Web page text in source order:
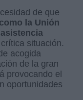
de que
la Unión
situación.
acogida
de la gran
provocando el
oportunidades